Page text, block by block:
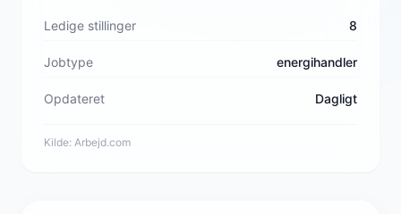
Ledige stillinger 8
Jobtype energihandler
Opdateret Dagligt
Kilde: Arbejd.com